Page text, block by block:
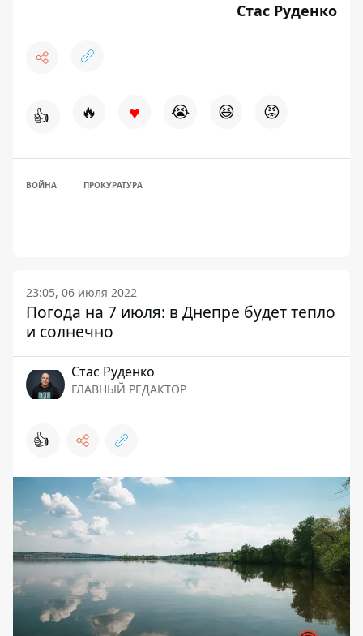
Стас Руденко
👍 🔥 ♥ 😭 😆 😡
ВОЙНА ПРОКУРАТУРА
23:05, 06 июля 2022
Погода на 7 июля: в Днепре будет тепло
и солнечно
Стаc Руденко
ГЛАВНЫЙ РЕДАКТОР
👍